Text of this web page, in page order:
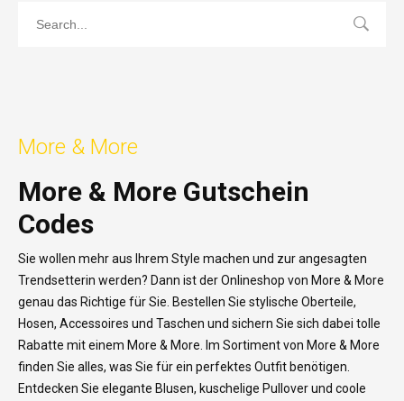
More & More
More & More Gutschein
Codes
Sie wollen mehr aus Ihrem Style machen und zur angesagten
Trendsetterin werden? Dann ist der Onlineshop von More & More
genau das Richtige für Sie. Bestellen Sie stylische Oberteile,
Hosen, Accessoires und Taschen und sichern Sie sich dabei tolle
Rabatte mit einem More & More. Im Sortiment von More & More
finden Sie alles, was Sie für ein perfektes Outfit benötigen.
Entdecken Sie elegante Blusen, kuschelige Pullover und coole